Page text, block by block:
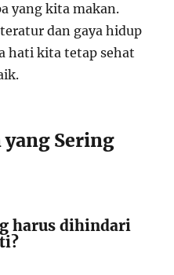
yang kita makan.
dan gaya hidup
hati kita tetap sehat
yang Sering
harus dihindari